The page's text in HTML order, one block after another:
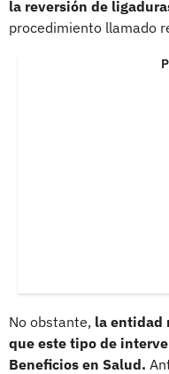
la reversión de
procedimiento llamado
No obstante, la entidad
que este tipo de
Beneficios en Salud.